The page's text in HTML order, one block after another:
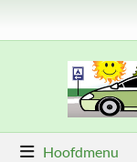
Hoofdmenu